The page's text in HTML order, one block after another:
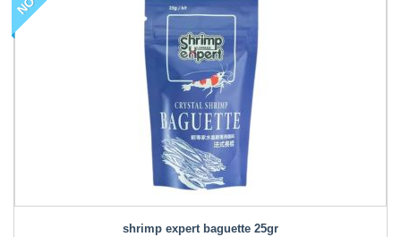
shrimp expert baguette 25gr